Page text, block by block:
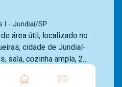
I - Jundiaí/SP
área útil, localizado no
cidade de Jundiaí-
coberta, 2